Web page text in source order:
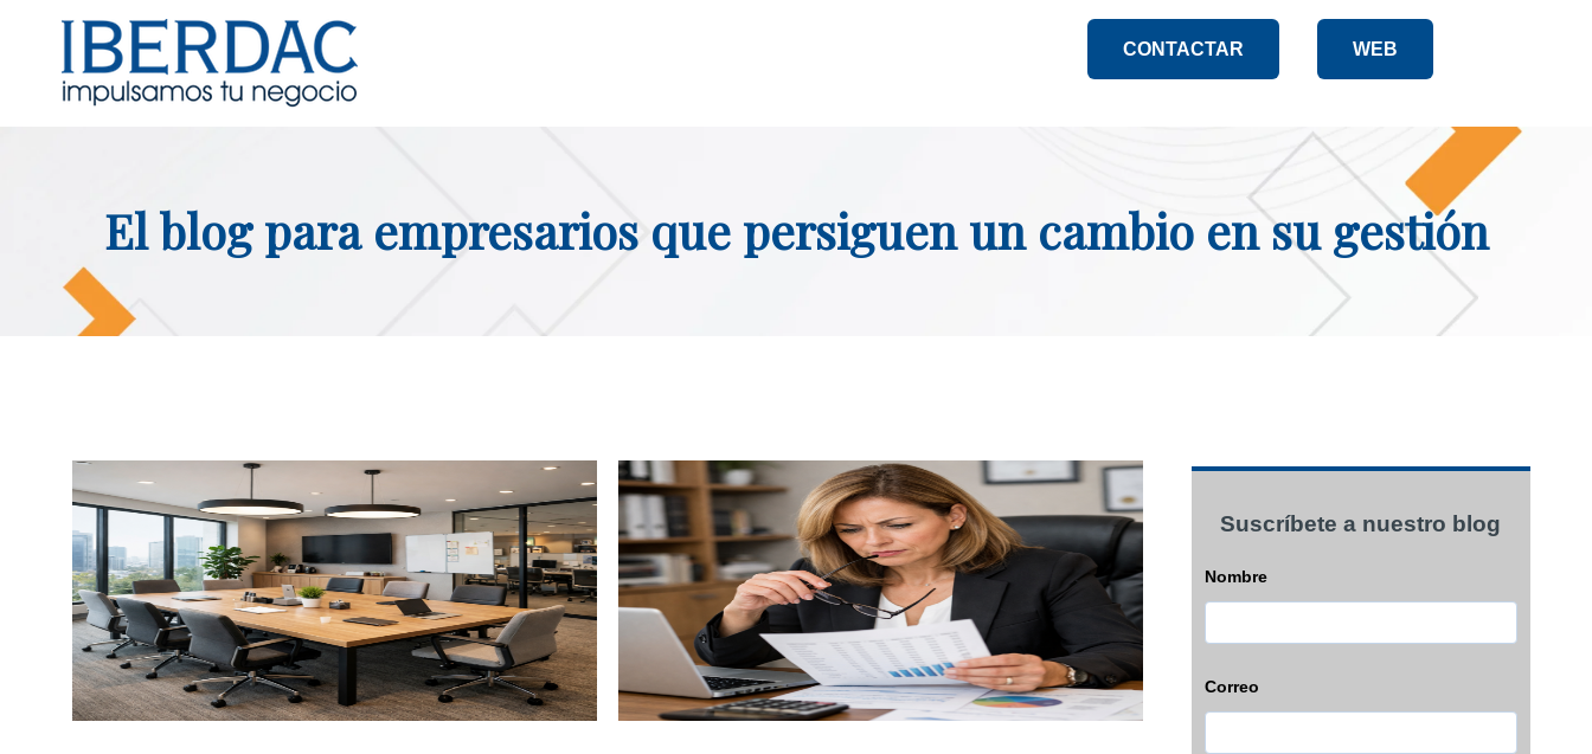
WEB
CONTACTAR
El blog para empresarios que persiguen un cambio en su gestión
Suscríbete a nuestro blog
Nombre
Correo